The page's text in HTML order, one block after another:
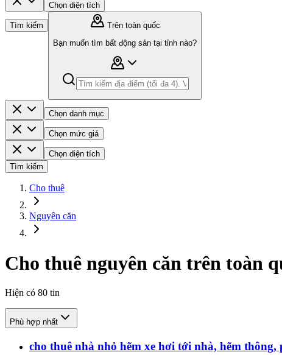
Chọn diện tích
Tìm kiếm
Trên toàn quốc
Bạn muốn tìm bất động sản tại tỉnh nào?
Chọn danh mục
Chọn mức giá
Chọn diện tích
Tìm kiếm
Cho thuê
Nguyên căn
Cho thuê nguyên căn trên toàn
Hiện có 80 tin
Phù hợp nhất
cho thuê nhà nhỏ hẽm xe hơi tới nhà, hẽm